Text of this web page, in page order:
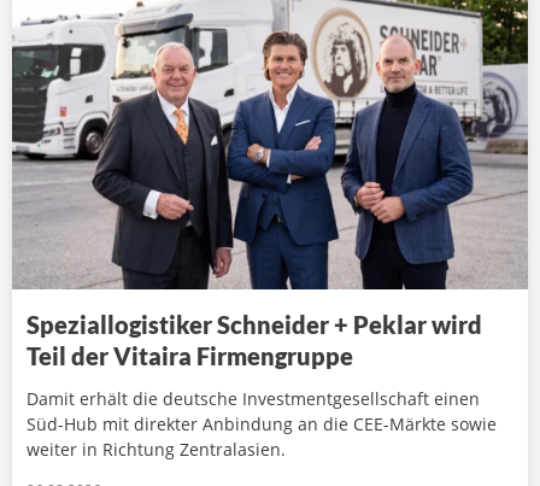
Speziallogistiker Schneider + Peklar wird
Teil der Vitaira Firmengruppe
Damit erhält die deutsche Investmentgesellschaft einen
Süd-Hub mit direkter Anbindung an die CEE-Märkte sowie
weiter in Richtung Zentralasien.